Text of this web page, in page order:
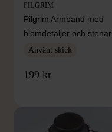
PILGRIM
Pilgrim Armband med
blomdetaljer och stenar
Använt skick
199 kr